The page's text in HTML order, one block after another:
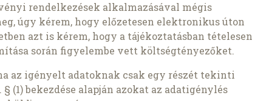
rendelkezések alkalmazásával mégis
úgy kérem, hogy előzetesen elektronikus úton
azt is kérem, hogy a tájékoztatásban tételesen
során figyelembe vett költségtényezőket.
az igényelt adatoknak csak egy részét tekinti
(1) bekezdése alapján azokat az adatigénylés